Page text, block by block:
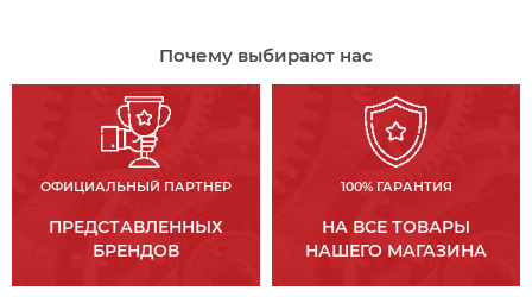
Почему выбирают нас
ОФИЦИАЛЬНЫЙ ПАРТНЕР
ПРЕДСТАВЛЕННЫХ
БРЕНДОВ
100% ГАРАНТИЯ
НА ВСЕ ТОВАРЫ
НАШЕГО МАГАЗИНА